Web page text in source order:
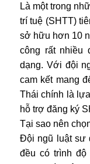
Là một trong
trí tuệ (SHTT)
sở hữu hơn 10
công rất nhiều
dạng. Với đội
cam kết mang
Thái chính là
hỗ trợ đăng ký
Tại sao nên
Đội ngũ luật sư
đều có trình độ